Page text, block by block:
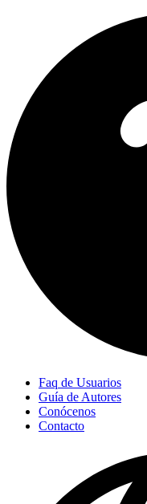
Faq de Usuarios
Guía de Autores
Conócenos
Contacto